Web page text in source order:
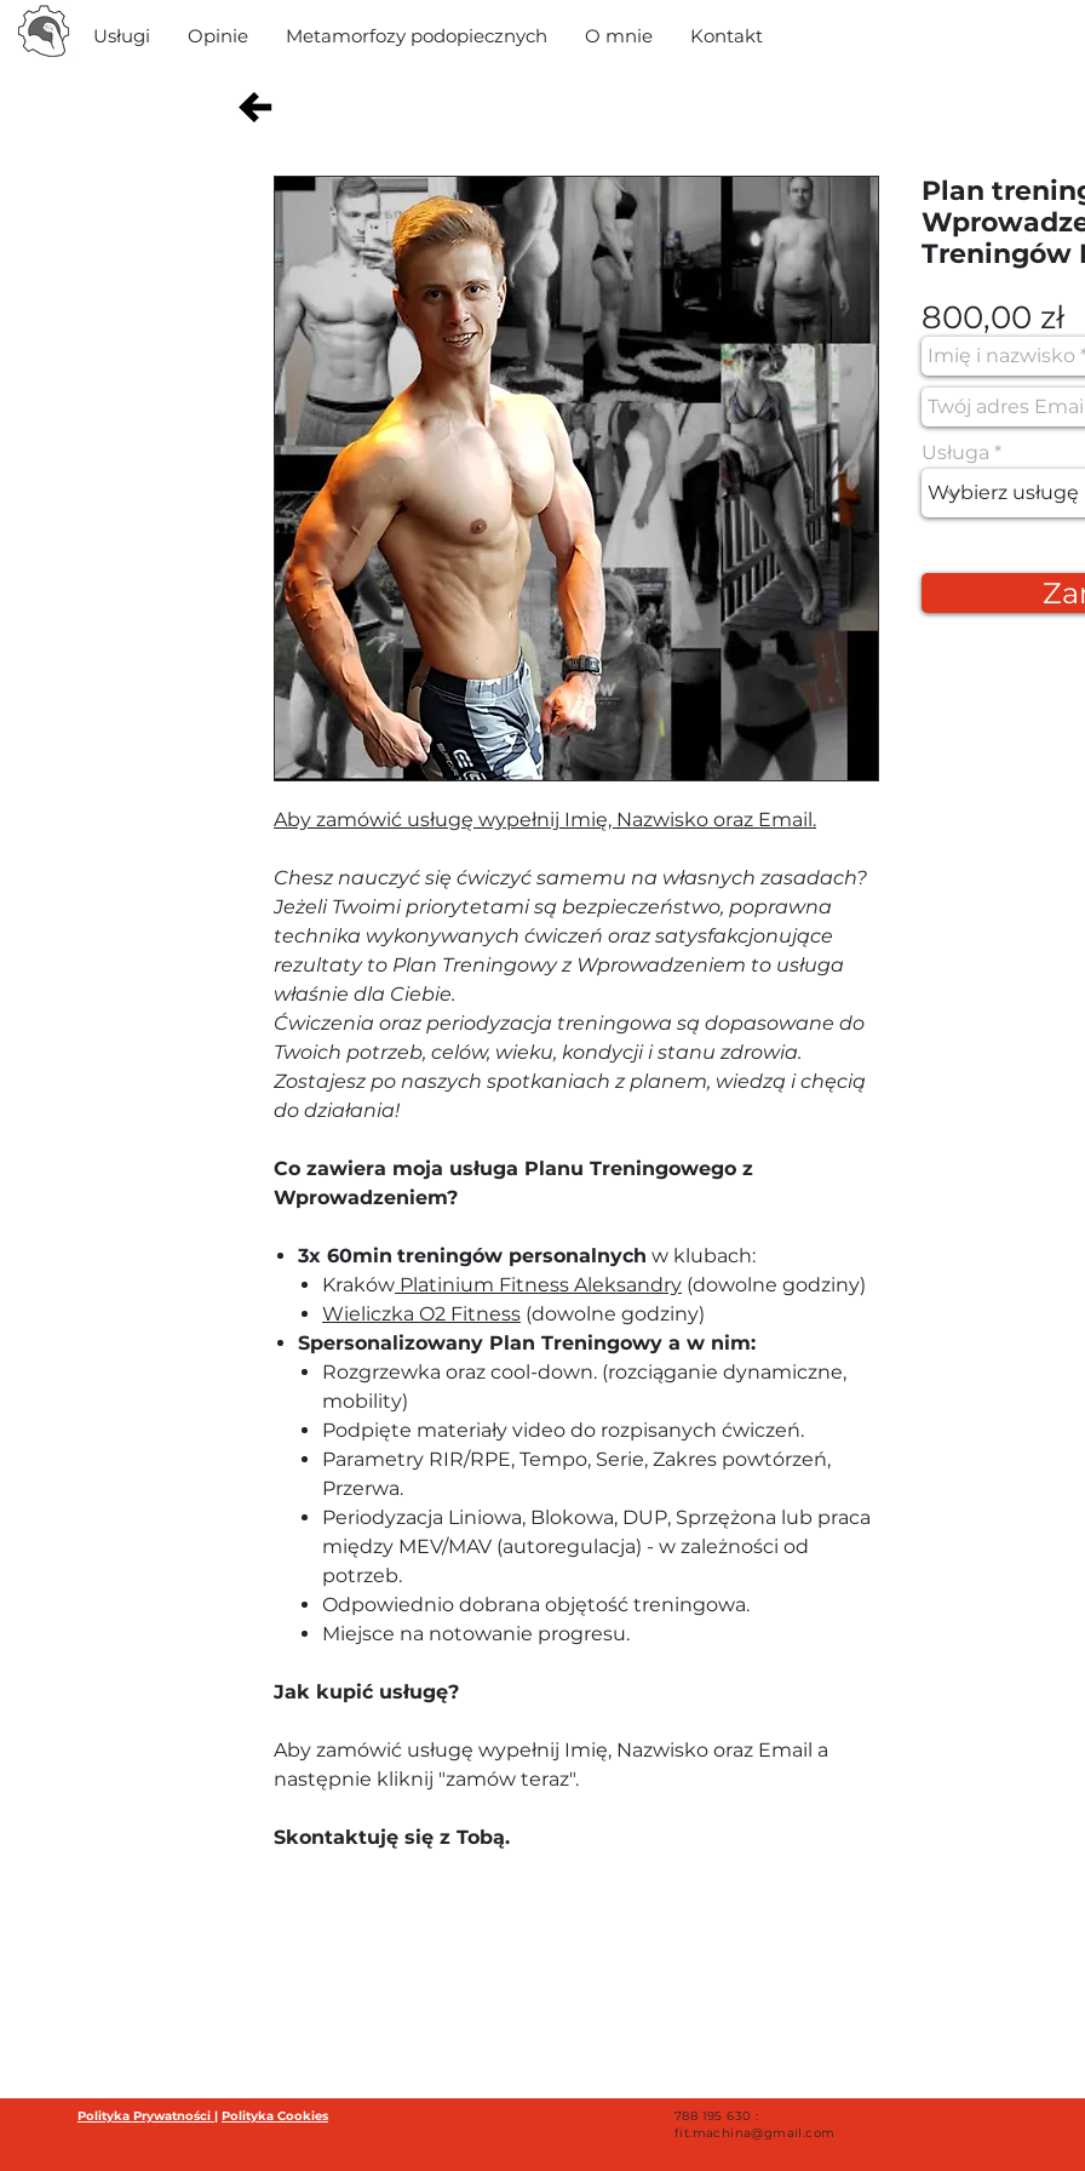
Usługi Opinie Metamorfozy podopiecznych O mnie Kontakt
Aby zamówić usługę wypełnij Imię, Nazwisko oraz Email.
Chesz nauczyć się ćwiczyć samemu na własnych zasadach?
Jeżeli Twoimi priorytetami są bezpieczeństwo, poprawna
technika wykonywanych ćwiczeń oraz satysfakcjonujące
rezultaty to Plan Treningowy z Wprowadzeniem to usługa
właśnie dla Ciebie.
Ćwiczenia oraz periodyzacja treningowa są dopasowane do
Twoich potrzeb, celów, wieku, kondycji i stanu zdrowia.
Zostajesz po naszych spotkaniach z planem, wiedzą i chęcią
do działania!
Co zawiera moja usługa Planu Treningowego z
Wprowadzeniem?
3x 60min treningów personalnych w klubach:
Kraków Platinium Fitness Aleksandry (dowolne godziny)
Wieliczka O2 Fitness (dowolne godziny)
Spersonalizowany Plan Treningowy a w nim:
Rozgrzewka oraz cool-down. (rozciąganie dynamiczne,
mobility)
Podpięte materiały video do rozpisanych ćwiczeń.
Parametry RIR/RPE, Tempo, Serie, Zakres powtórzeń,
Przerwa.
Periodyzacja Liniowa, Blokowa, DUP, Sprzężona lub praca
między MEV/MAV (autoregulacja) - w zależności od
potrzeb.
Odpowiednio dobrana objętość treningowa.
Miejsce na notowanie progresu.
Jak kupić usługę?
Aby zamówić usługę wypełnij Imię, Nazwisko oraz Email a
następnie kliknij "zamów teraz".
Skontaktuję się z Tobą.
Plan
Treningów
800,00 zł
Usługa
Polityka Prywatności | Polityka Cookies
788 195 630 :
fit.machina@gmail.com